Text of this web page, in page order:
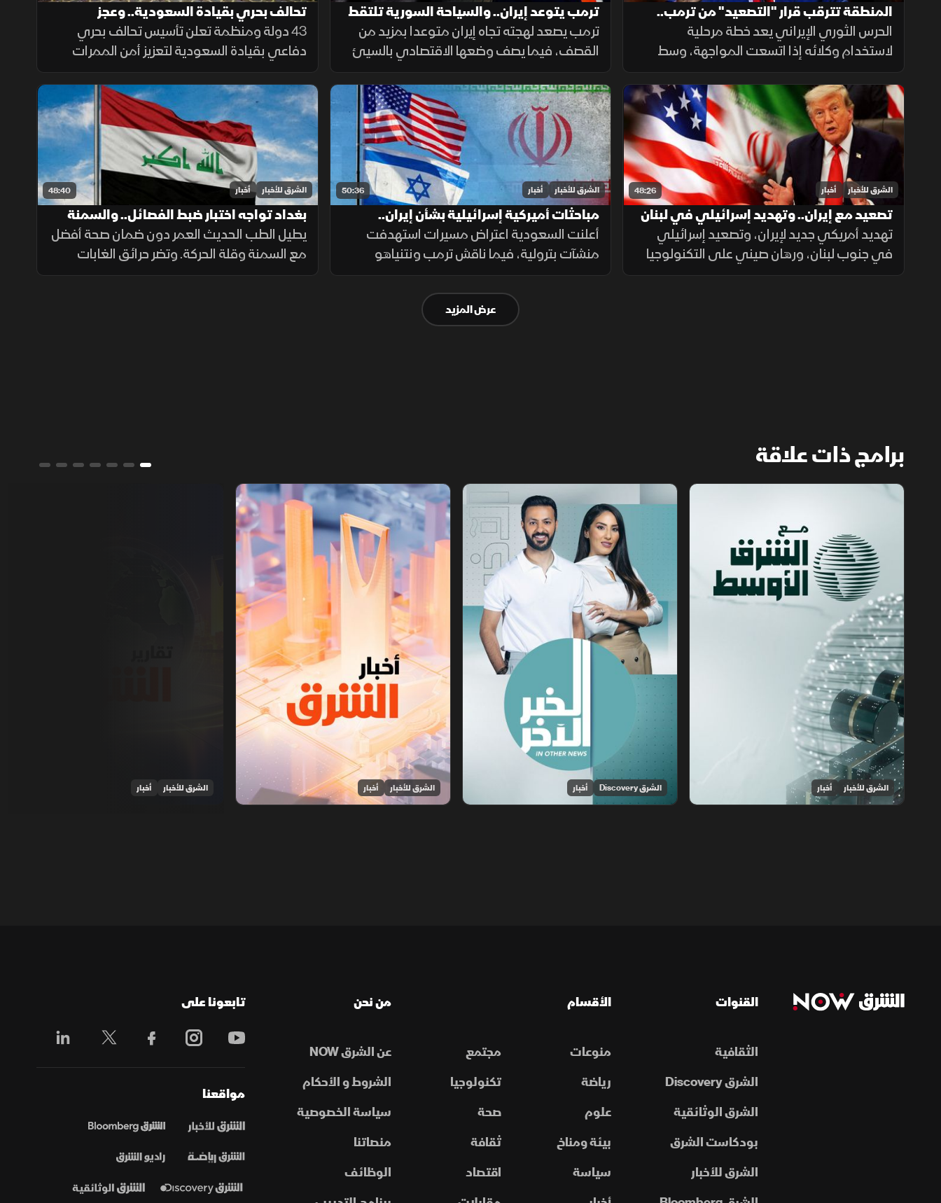
المنطقة تترقب قرار "التصعيد" من ترمب..
وحرب الوكلاء تقترب مع اتساع المواجهة
الحرس الثوري الإيراني يعد خطة مرحلية
لاستخدام وكلائه إذا اتسعت المواجهة، وسط
توقعات باستئناف ضربات أميركية على إيران.
وفي الاقتصاد تتصاعد هجمات روسيا وأوكرانيا
على منشآت الطاقة
ترمب يتوعد إيران.. والسياحة السورية تلتقط
أنفاسها
ترمب يصعد لهجته تجاه إيران متوعدا بمزيد من
القصف، فيما يصف وضعها الاقتصادي بالسيئ
للغاية. وفي سوريا، يلتقط قطاع السياحة أنفاسه
مع مؤشرات تعاف، وتكشف دراسة جديدة عن سر
قد يرتبط بأحد أبرز ألغاز الشيخوخة
تحالف بحري بقيادة السعودية.. وعجز
الميزانية يتراجع
43 دولة ومنظمة تعلن تأسيس تحالف بحري
دفاعي بقيادة السعودية لتعزيز أمن الممرات
البحرية، وحماية الملاحة والتجارة العالمية من
التهديدات.
48:26 الشرق للأخبار أخبار
تصعيد مع إيران.. وتهديد إسرائيلي في لبنان
تهديد أمريكي جديد لإيران، وتصعيد إسرائيلي
في جنوب لبنان، ورهان صيني على التكنولوجيا
لدعم النمو، إلى جانب تحذيرات من حرائق الغابات
50:36 الشرق للأخبار أخبار
مباحثات أميركية إسرائيلية بشأن إيران..
وتحذيرات أممية بشأن دارفور
أعلنت السعودية اعتراض مسيرات استهدفت
منشآت بترولية، فيما ناقش ترمب ونتنياهو
الملف الإيراني، وتواصلت التحركات الإقليمية بين
العراق وتركيا، مع تحذيرات أممية من تدهور
الأوضاع في دارفور.
48:40 الشرق للأخبار أخبار
بغداد تواجه اختبار ضبط الفصائل.. والسمنة
وقلة الحركة تقللان سنوات الصحة
يطيل الطب الحديث العمر دون ضمان صحة أفضل
مع السمنة وقلة الحركة. وتضر حرائق الغابات
بالسياحة والزراعة، بينما تختبر الهجمات من العراق
عرض المزيد
برامج ذات علاقة
مع الشرق الأوسط
الشرق للأخبار أخبار
الخبر الآخر
الشرق Discovery أخبار
أخبار الشرق
الشرق للأخبار أخبار الشرق للأخبار أخبار
القنوات
الثقافية
الشرق Discovery
الشرق الوثائقية
بودكاست الشرق
الشرق للأخبار
الأقسام
منوعات
مجتمع
رياضة
تكنولوجيا
علوم
صحة
بيئة ومناخ
ثقافة
سياسة
اقتصاد
من نحن
عن الشرق NOW
الشروط و الأحكام
سياسة الخصوصية
منصاتنا
الوظائف
تابعونا على
مواقعنا